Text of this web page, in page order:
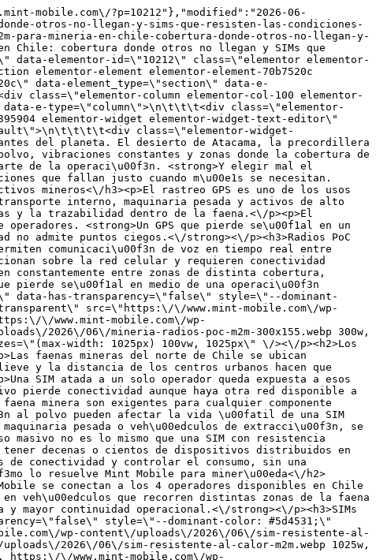
h3><p><img data-dominant-color=\"5d4531\" data-has-transparency=\"false\" style=\"--dominant-color: #5d4531;\" decoding=\"async\" class=\"alignnone size-full wp-image-10222 not-transparent\" src=\"https:\/\/www.mint-mobile.com\/wp-content\/uploads\/2026\/06\/sim-resistente-al-calor-m2m.webp\" alt=\"\" width=\"1025\" height=\"529\" srcset=\"https:\/\/www.mint-mobile.com\/wp-content\/uploads\/2026\/06\/sim-resistente-al-calor-m2m.webp 1025w, https:\/\/www.mint-mobile.com\/wp-content\/uploads\/2026\/06\/sim-resistente-al-calor-m2m-300x155.webp 300w, https:\/\/www.mint-mobile.com\/wp-content\/uploads\/2026\/06\/sim-resistente-al-calor-m2m-768x396.webp 768w\" sizes=\"(max-width: 1025px) 100vw, 1025px\" \/><br \/>Las SIMs multioperador de Mint Mobile tienen especificaciones de resistencia industrial que las hacen aptas para operar en condiciones de temperatura extrema. A diferencia de las SIMs de uso masivo que pueden deteriorarse en equipos que generan mucho calor, <strong>estas SIMs est\u00e1n dise\u00f1adas para entornos exigentes donde la temperatura no es una variable controlada.<\/strong><\/p><p>Para maquinaria pesada, veh\u00edculos de extracci\u00f3n y cualquier equipo IoT que opere en las condiciones t\u00e9rmicas del norte de Chile, esa resistencia no es un detalle t\u00e9cnico, es la diferencia entre una SIM que dura y una que falla antes de tiempo.<\/p><h3>Plataforma de autogesti\u00f3n para gestionar el parque<\/h3><p>Desde la plataforma de autogesti\u00f3n de Mint Mobile, el equipo t\u00e9cnico de la operaci\u00f3n puede ver en tiempo real el estado de cada SIM, activar nuevos dispositivos, diagnosticar problemas de conectividad y controlar el consumo sin depender de solicitudes al proveedor.<\/p><p>Para operaciones con m\u00faltiples veh\u00edculos y equipos distribuidos en la faena, <strong>esa autonom\u00eda operacional reduce los tiempos de respuesta ante cualquier problema de conectividad.<\/strong><\/p><h3>Soporte consultivo sin bots<\/h3><p>Cuando hay un problema de conectividad en una faena minera, el tiempo de respuesta importa. En Mint Mobile el soporte es consultivo y sin chatbots, con personas reales que conocen el tipo de operaci\u00f3n y pueden orientar la soluci\u00f3n de forma directa.<\/p><h2>\u00bfTu operaci\u00f3n minera necesita conectividad M2M m\u00e1s confiable?<\/h2><p>Si gestionas GPS, radios PoC u otros dispositivos IoT en faenas mineras del norte de Chile y tienes problemas de cobertura, fallas de se\u00f1al o SIMs que no resisten las condiciones del entorno, vale la pena evaluar una alternativa.<\/p><p>En Mint Mobile trabajamos con operaciones mineras entregando conectividad M2M con SIMs multioperador de resistencia industrial, plataforma de autogesti\u00f3n propia y soporte consultivo desde el primer d\u00eda.<\/p><p>Solicita un <strong>piloto gratuito<\/strong> en <a href=\"https:\/\/www.mint-mobile.com\" target=\"_blank\" rel=\"noopener\">www.mint-mobile.com<\/a> y comprueba la diferencia en tu propia faena.<\/p>\t\t\t\